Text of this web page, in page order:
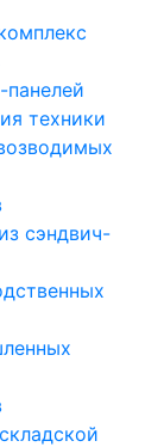
панелей
техники
сэндвич-